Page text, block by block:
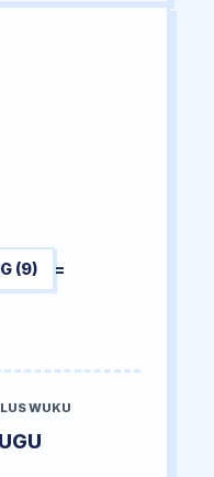
(9) =
WUKU